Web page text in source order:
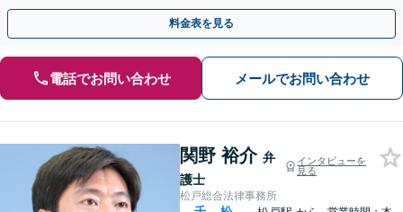
での紛争予防をご提案いたします。単発ご依頼も歓迎。
料金表を見る
電話でお問い合わせ メールでお問い合わせ
関野 裕介 弁
護士
インタビューを
見る
松戸総合法律事務所